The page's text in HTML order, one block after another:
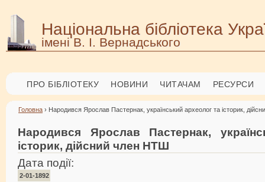
Національна бібліотека
імені В. І. Вернадського
ПРО БІБЛІОТЕКУ НОВИНИ ЧИТАЧАМ РЕСУРСИ
Головна › Народився Ярослав Пастернак, український археолог та історик,
Народився Ярослав Пастернак,
історик, дійсний член НТШ
Дата події:
2-01-1892